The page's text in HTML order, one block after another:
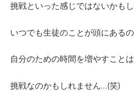
挑戦といった感じではないかもし
いつでも生徒のことが頭にある
自分のための時間を増やすことは
挑戦なのかもしれません…(笑)